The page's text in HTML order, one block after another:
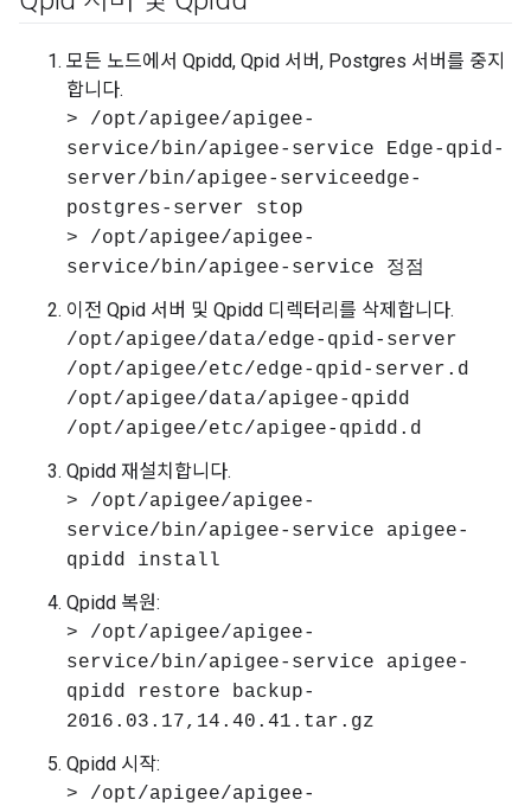
모든 노드에서 Qpidd, Qpid 서버, Postgres 서버를 중지
합니다.
> /opt/apigee/apigee-
service/bin/apigee-service Edge-qpid-
server/bin/apigee-serviceedge-
postgres-server stop
> /opt/apigee/apigee-
service/bin/apigee-service 정점
이전 Qpid 서버 및 Qpidd 디렉터리를 삭제합니다.
/opt/apigee/data/edge-qpid-server
/opt/apigee/etc/edge-qpid-server.d
/opt/apigee/data/apigee-qpidd
/opt/apigee/etc/apigee-qpidd.d
Qpidd 재설치합니다.
> /opt/apigee/apigee-
service/bin/apigee-service apigee-
qpidd install
Qpidd 복원:
> /opt/apigee/apigee-
service/bin/apigee-service apigee-
qpidd restore backup-
2016.03.17,14.40.41.tar.gz
Qpidd 시작:
> /opt/apigee/apigee-